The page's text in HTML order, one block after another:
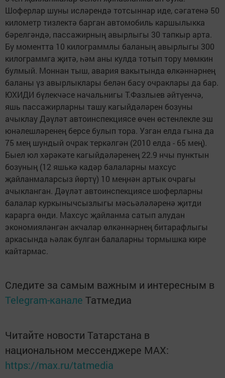
Шоферлар шуны исләрендә тотсыннар иде, сәгатенә 50
километр тизлектә барган автомобиль каршылыкка
бәрелгәндә, пассажирның авырлыгы 30 тапкыр арта.
Бу моментта 10 килограммлы баланың авырлыгы 300
килограммга җитә, һәм аны кулда тотып тору мөмкин
булмый. Моннан тыш, авария вакытында өлкәннәрнең
баланы үз авырлыклары белән басу очраклары да бар.
ЮХИДИ бүлекчәсе начальнигы Т.Фазлыев әйтүенчә,
яшь пассажирларны ташу кагыйдәләрен бозуны
ачыклау Дәүләт автоинспекциясе өчен өстенлекле эш
юнәлешләренең берсе булып тора. Узган елда гына да
75 мең шундый очрак теркәлгән (2010 елда - 65 мең).
Быел юл хәрәкәте кагыйдәләренең 22.9 нчы пунктын
бозуның (12 яшькә кадәр балаларны махсус
җайланмаларсыз йөртү) 10 меңнән артык очрагы
ачыкланган. Дәүләт автоинспекциясе шоферларны
балалар куркынычсызлыгы мәсьәләләренә җитди
карарга өнди. Махсус җайланма сатып алудан
экономияләнгән акчалар өлкәннәрнең битарафлыгы
аркасында һәлак булган балаларны тормышка кире
кайтармас.
Следите за самым важным и интересным в
Telegram-канале Татмедиа
Читайте новости Татарстана в
национальном мессенджере MАХ:
https://max.ru/tatmedia